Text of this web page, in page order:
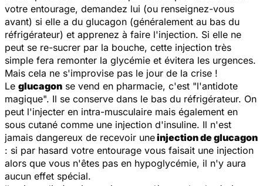
votre entourage, demandez lui (ou renseignez-vous
avant) si elle a du glucagon (généralement au bas du
réfrigérateur) et apprenez à faire l'injection. Si elle ne
peut se re-sucrer par la bouche, cette injection très
simple fera remonter la glycémie et évitera les urgences.
Mais cela ne s'improvise pas le jour de la crise !
Le glucagon se vend en pharmacie, c'est "l'antidote
magique". Il se conserve dans le bas du réfrigérateur. On
peut l'injecter en intra-musculaire mais également en
sous cutané comme une injection d'insuline. Il n'est
jamais dangereux de recevoir uneinjection de glucagon
: si par hasard votre entourage vous faisait une injection
alors que vous n'êtes pas en hypoglycémie, il n'y aura
aucun effet spécial.